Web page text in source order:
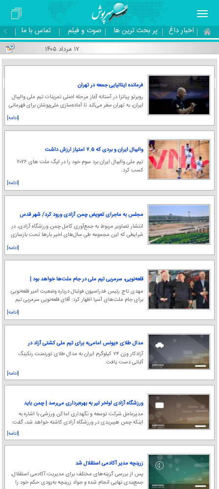
اخبار داغ پر بحث ترین ها صوت و فیلم تماس با ما
۱۷ مرداد ۱۴۰۵
۵ «
فرمانده ایتالیایی جمعه در تهران
روبرتو پیاتزا در آستانه آغاز مرحله اصلی تمرینات تیم ملی والیبال
ایران، به تهران سفر می‌کند تا آماده‌سازی ملی‌پوشان برای قهرمانی
[ادامه]
والیبال ایران و بردی که ۷.۵ امتیاز ارزش داشت
تیم ملی والیبال ایران برد سوم خود را در لیگ ملت های ۲۰۲۶
کسب کرد.
[ادامه]
مجلس به ماجرای تعویض چمن آزادی ورود کرد/ شهر قدس
آماده میزبانی دوباره از استقلال و پرسپولیس
انتشار تصاویر مربوط به جمع‌آوری کامل چمن ورزشگاه آزادی، در
شرایطی که این مجموعه طی سال‌های اخیر بارها تحت بازسازی
[ادامه]
قلعه‌نویی، سرمربی تیم ملی در جام ملت‌ها خواهد بود |
مردی که هر تصمیمش ترسناک است؛ پشت مهدی تاج به
کجا گرم است؟
مهدی تاج رئیس فدراسیون فوتبال درباره وضعیت امیر قلعه‌نویی
برای جام ملت‌های آسیا اظهار کرد: آقای قلعه‌نویی سرمربی تیم
[ادامه]
مدال طلای «یونس امامی» برای تیم ملی کشتی آزاد در
تورنمنت رنکینگ آلبانیآزادکار وزن ۷۴ کیلوگرم ایران به مدال طلای تورنمنت رنکینگ
آلبانی دست یافت.
[ادامه]
ورزشگاه آزادی اواخر تیر به بهره‌برداری می‌رسد | چمن باید
تغییر کند
مدیرعامل شرکت توسعه و نگهداری اماکن ورزشی با اشاره به
اینکه چمن هیبریدی در ورزشگاه آزادی کاشته خواهد شد، گفت:
[ادامه]
زرینچه مدیر آکادمی استقلال شد
پس از بررسی گزینه‌های مختلف برای مدیریت آکادمی استقلال،
جمع‌بندی نهایی انجام شده و جواد زرینچه به‌زودی حکم خود را